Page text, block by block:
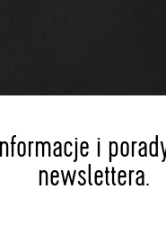
i
newslettera.